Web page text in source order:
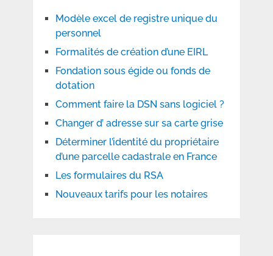
Modèle excel de registre unique du
personnel
Formalités de création d’une EIRL
Fondation sous égide ou fonds de
dotation
Comment faire la DSN sans logiciel ?
Changer d’ adresse sur sa carte grise
Déterminer l’identité du propriétaire
d’une parcelle cadastrale en France
Les formulaires du RSA
Nouveaux tarifs pour les notaires